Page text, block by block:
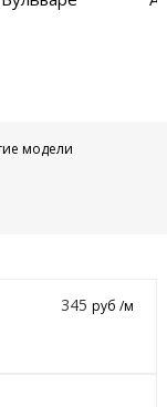
модели
345руб /м